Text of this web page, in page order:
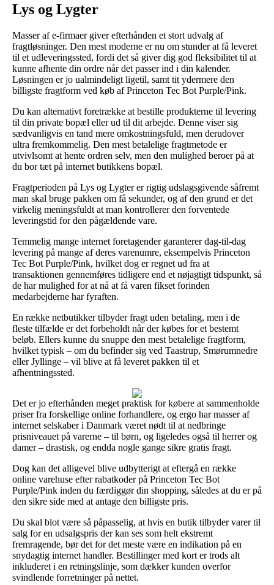
Lys og Lygter
Masser af e-firmaer giver efterhånden et stort udvalg af
fragtløsninger. Den mest moderne er nu om stunder at få leveret
til et udleveringssted, fordi det så giver dig god fleksibilitet til at
kunne afhente din ordre når det passer ind i din kalender.
Løsningen er jo ualmindeligt ligetil, samt tit ydermere den
billigste fragtform ved køb af Princeton Tec Bot Purple/Pink.
Du kan alternativt foretrække at bestille produkterne til levering
til din private bopæl eller ud til dit arbejde. Denne viser sig
sædvanligvis en tand mere omkostningsfuld, men derudover
ultra fremkommelig. Den mest betalelige fragtmetode er
utvivlsomt at hente ordren selv, men den mulighed beroer på at
du bor tæt på internet butikkens bopæl.
Fragtperioden på Lys og Lygter er rigtig udslagsgivende såfremt
man skal bruge pakken om få sekunder, og af den grund er det
virkelig meningsfuldt at man kontrollerer den forventede
leveringstid for den pågældende vare.
Temmelig mange internet foretagender garanterer dag-til-dag
levering på mange af deres varenumre, eksempelvis Princeton
Tec Bot Purple/Pink, hvilket dog er regnet ud fra at
transaktionen gennemføres tidligere end et nøjagtigt tidspunkt, så
de har mulighed for at nå at få varen fikset forinden
medarbejderne har fyraften.
En række netbutikker tilbyder fragt uden betaling, men i de
fleste tilfælde er det forbeholdt når der købes for et bestemt
beløb. Ellers kunne du snuppe den mest betalelige fragtform,
hvilket typisk – om du befinder sig ved Taastrup, Smørumnedre
eller Jyllinge – vil blive at få leveret pakken til et
afhentningssted.
Det er jo efterhånden meget praktisk for købere at sammenholde
priser fra forskellige online forhandlere, og ergo har masser af
internet selskaber i Danmark været nødt til at nedbringe
prisniveauet på varerne – til børn, og ligeledes også til herrer og
damer – drastisk, og endda nogle gange sikre gratis fragt.
Dog kan det alligevel blive udbytterigt at eftergå en række
online varehuse efter rabatkoder på Princeton Tec Bot
Purple/Pink inden du færdiggør din shopping, således at du er på
den sikre side med at antage den billigste pris.
Du skal blot være så påpasselig, at hvis en butik tilbyder varer til
salg for en udsalgspris der kan ses som helt ekstremt
fremragende, bør det for det meste være en indikation på en
snydagtig internet handler. Bestillinger med kort er trods alt
inkluderet i en retningslinje, som dækker kunden overfor
svindlende forretninger på nettet.